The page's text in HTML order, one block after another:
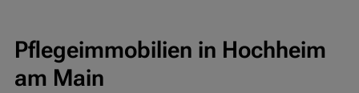
Pflegeimmobilien in Hochheim
am Main